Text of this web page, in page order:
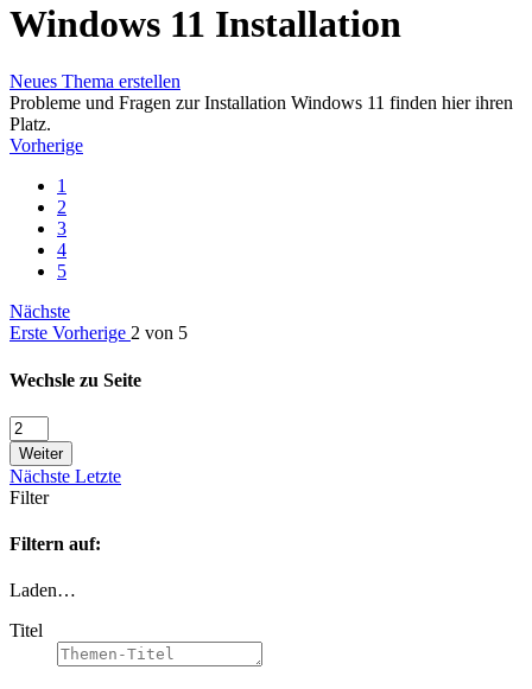
Windows 11 Installation
Neues Thema erstellen
Probleme und Fragen zur Installation Windows 11 finden hier ihren
Platz.
Vorherige
1
2
3
4
5
Nächste
Erste Vorherige 2 von 5
Wechsle zu Seite
Weiter
Nächste Letzte
Filter
Filtern auf:
Laden…
Titel